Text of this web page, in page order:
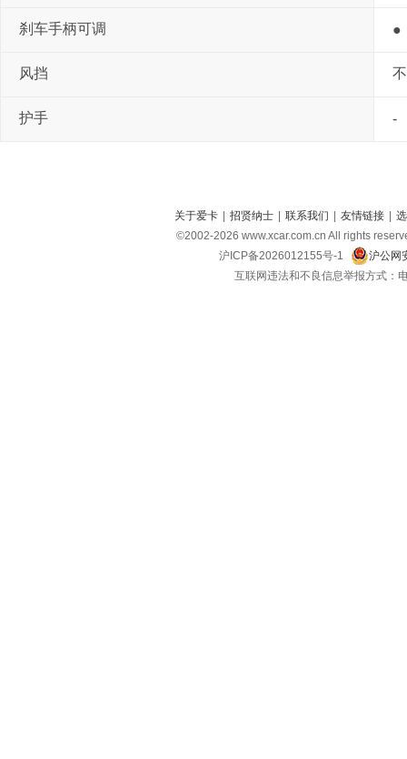
刹车手柄可调 ●
风挡
护手 -
关于爱卡 招贤纳士 联系我们 友情链接
©2002-2026 www.xcar.com.cn All rights
沪ICP备2026012155号-1
沪公网
互联网违法和不良信息举报方式：